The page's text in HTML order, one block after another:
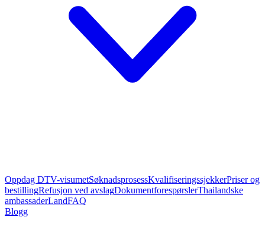
Oppdag DTV-visumetSøknadsprosessKvalifiseringssjekkerPriser og
bestillingRefusjon ved avslagDokumentforespørslerThailandske
ambassaderLandFAQ
Blogg